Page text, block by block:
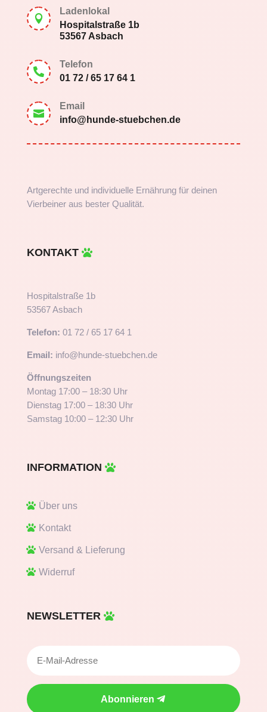

Ladenlokal
Hospitalstraße 1b
53567 Asbach

Telefon
01 72 / 65 17 64 1

Email
info@hunde-stuebchen.de
Artgerechte und individuelle Ernährung für deinen
Vierbeiner aus bester Qualität.
KONTAKT
Hospitalstraße 1b
53567 Asbach
Telefon: 01 72 / 65 17 64 1
Email: info@hunde-stuebchen.de
Öffnungszeiten
Montag 17:00 – 18:30 Uhr
Dienstag 17:00 – 18:30 Uhr
Samstag 10:00 – 12:30 Uhr
INFORMATION
Über uns
Kontakt
Versand & Lieferung
Widerruf
NEWSLETTER
Abonnieren